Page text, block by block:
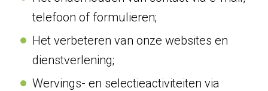
telefoon of formulieren;
Het verbeteren van onze websites en
dienstverlening;
Wervings- en selectieactiviteiten via